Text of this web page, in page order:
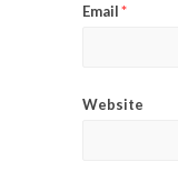
Email*
Website